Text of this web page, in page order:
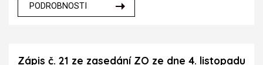
PODROBNOSTI
Zápis č. 21 ze zasedání ZO ze dne 4. listopadu